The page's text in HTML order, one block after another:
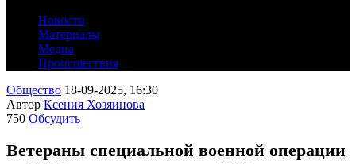
Новости
Материалы
Медиа
Происшествия
Общество 18-09-2025, 16:30
Автор Ксения Хозяинова
750 Обсудить
Ветераны специальной военной операции